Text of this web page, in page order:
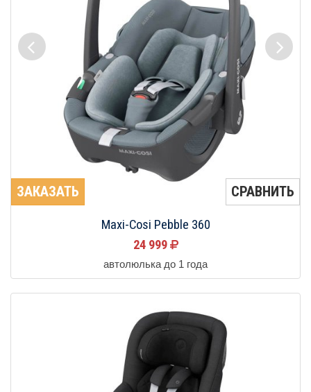
ЗАКАЗАТЬ СРАВНИТЬ
Maxi-Cosi Pebble 360
24 999
автолюлька до 1 года